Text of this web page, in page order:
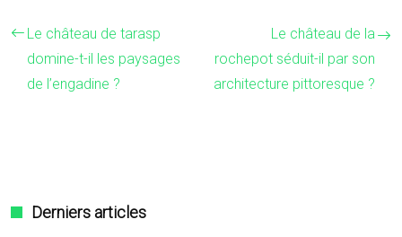
Le château de tarasp
domine-t-il les paysages
de l’engadine ?
Le château de la
rochepot séduit-il par son
architecture pittoresque ?
Derniers articles